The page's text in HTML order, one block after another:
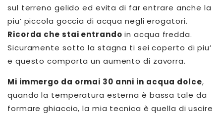
sul terreno gelido ed evita di far entrare anche la
piu’ piccola goccia di acqua negli erogatori.
Ricorda che stai entrando in acqua fredda.
Sicuramente sotto la stagna ti sei coperto di piu’
e questo comporta un aumento di zavorra.
Mi immergo da ormai 30 anni in acqua dolce,
quando la temperatura esterna è bassa tale da
formare ghiaccio, la mia tecnica è quella di uscire